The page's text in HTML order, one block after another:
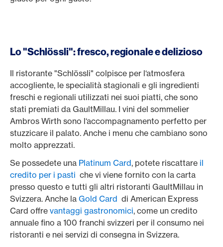
Lo "Schlössli": fresco, regionale e delizioso
Il ristorante "Schlössli" colpisce per l‘atmosfera
accogliente, le specialità stagionali e gli ingredienti
freschi e regionali utilizzati nei suoi piatti, che sono
stati premiati da GaultMillau. I vini del sommelier
Ambros Wirth sono l‘accompagnamento perfetto per
stuzzicare il palato. Anche i menu che cambiano sono
molto apprezzati.
Se possedete una Platinum Card, potete riscattare il
credito per i pasti che vi viene fornito con la carta
presso questo e tutti gli altri ristoranti GaultMillau in
Svizzera. Anche la Gold Card di American Express
Card offre vantaggi gastronomici, come un credito
annuale fino a 100 franchi svizzeri per il consumo nei
ristoranti e nei servizi di consegna in Svizzera.